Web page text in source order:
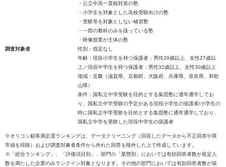
・公立中高一貫校対策の塾
・小学生を対象とした高校受験向けの塾
・受験等を対象としない補習塾
・一部の教科のみを扱っている塾
・映像授業が主体の塾
調査対象者
性別：指定なし
年齢：現役小学生を持つ保護者：男性29歳以上、女性27歳以
上／現役中学生を持つ保護者：男性32歳以上、女性30歳以上
地域：近畿（滋賀県、京都府、大阪府、兵庫県、奈良県、和歌
山県）
条件：国私立中学受験を目的とする集団塾に通年通学してお
り、国私立中学受験の予定がある現役小学生の保護者/小学生の
時に国私立中学受験を目的とする集団塾に通年通学しており、
国私立中学を受験した現役中学生の保護者
※オリコン顧客満足度ランキングは、データクリーニング（回収したデータから不正回答や異
常値を排除）および調査対象者条件から外れた回答を除外した上で作成しています。
※「総合ランキング」、「評価項目別」、部門の「業態別」においては有効回答者数が規定人
数を満たした企業のみランクイン対象となります。その他の部門においては有効回答者数が規